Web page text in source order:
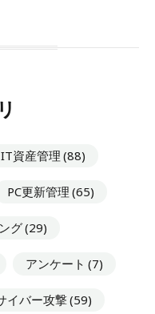
IT資産管理 (88)
PC更新管理 (65)
グ(29)
アンケート (7)
イバー攻撃(59)